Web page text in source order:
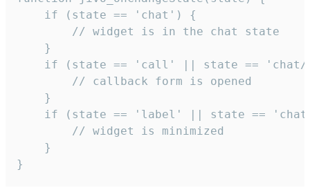
    if (state == 'chat') {
        // widget is in the chat state
    }
if (state == 'call' || state ==
        // callback form is opened
    }
if (state == 'label' || state ==
        // widget is minimized
    }
}